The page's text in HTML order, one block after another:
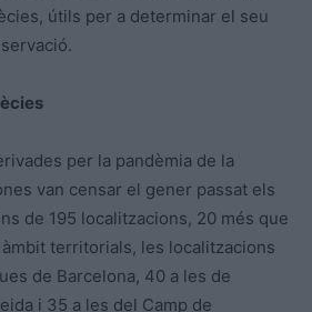
útils per a determinar el seu
per la pandèmia de la
van censar el gener passat els
de 195 localitzacions, 20 més que
àmbit territorials, les localitzacions
de Barcelona, 40 a les de
i 35 a les del Camp de